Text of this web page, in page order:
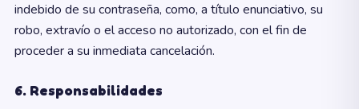
indebido de su contraseña, como, a título enunciativo, su
robo, extravío o el acceso no autorizado, con el fin de
proceder a su inmediata cancelación.
6. Responsabilidades